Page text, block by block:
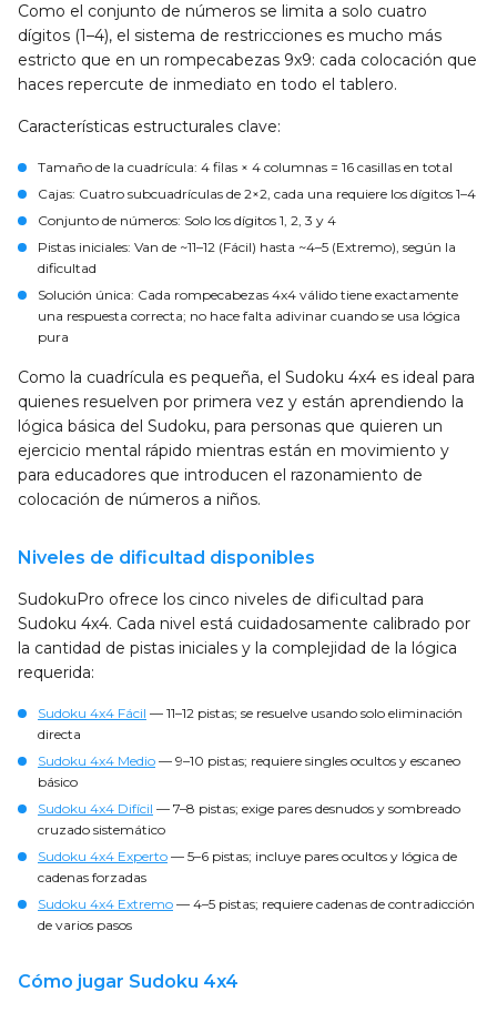
Como el conjunto de números se limita a solo cuatro
dígitos (1–4), el sistema de restricciones es mucho más
estricto que en un rompecabezas 9x9: cada colocación que
haces repercute de inmediato en todo el tablero.
Características estructurales clave:
Tamaño de la cuadrícula: 4 filas × 4 columnas = 16 casillas en total
Cajas: Cuatro subcuadrículas de 2×2, cada una requiere los dígitos 1–4
Conjunto de números: Solo los dígitos 1, 2, 3 y 4
Pistas iniciales: Van de ~11–12 (Fácil) hasta ~4–5 (Extremo), según la
dificultad
Solución única: Cada rompecabezas 4x4 válido tiene exactamente
una respuesta correcta; no hace falta adivinar cuando se usa lógica
pura
Como la cuadrícula es pequeña, el Sudoku 4x4 es ideal para
quienes resuelven por primera vez y están aprendiendo la
lógica básica del Sudoku, para personas que quieren un
ejercicio mental rápido mientras están en movimiento y
para educadores que introducen el razonamiento de
colocación de números a niños.
Niveles de dificultad disponibles
SudokuPro ofrece los cinco niveles de dificultad para
Sudoku 4x4. Cada nivel está cuidadosamente calibrado por
la cantidad de pistas iniciales y la complejidad de la lógica
requerida:
Sudoku 4x4 Fácil — 11–12 pistas; se resuelve usando solo eliminación
directa
Sudoku 4x4 Medio — 9–10 pistas; requiere singles ocultos y escaneo
básico
Sudoku 4x4 Difícil — 7–8 pistas; exige pares desnudos y sombreado
cruzado sistemático
Sudoku 4x4 Experto — 5–6 pistas; incluye pares ocultos y lógica de
cadenas forzadas
Sudoku 4x4 Extremo — 4–5 pistas; requiere cadenas de contradicción
de varios pasos
Cómo jugar Sudoku 4x4